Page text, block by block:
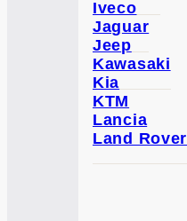
Iveco
Jaguar
Jeep
Kawasaki
Kia
KTM
Lancia
Land Rover